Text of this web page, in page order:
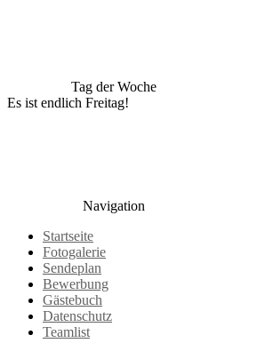
Tag der Woche
Es ist endlich Freitag!
Navigation
Startseite
Fotogalerie
Sendeplan
Bewerbung
Gästebuch
Datenschutz
Teamlist